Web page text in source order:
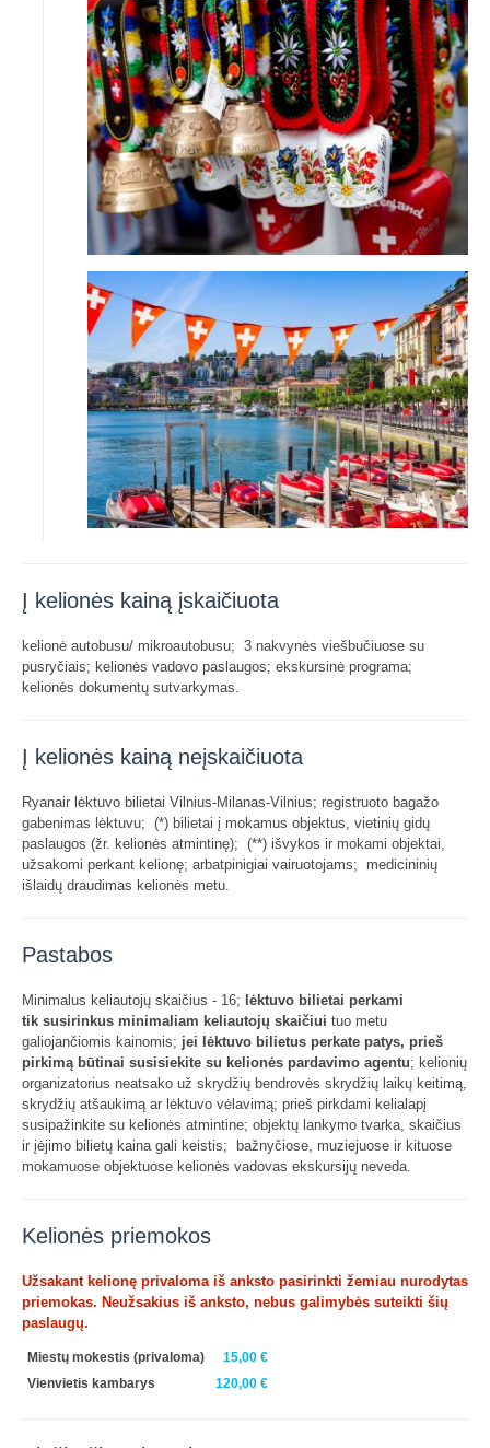
Į kelionės kainą įskaičiuota
kelionė autobusu/ mikroautobusu; 3 nakvynės viešbučiuose su
pusryčiais; kelionės vadovo paslaugos; ekskursinė programa;
kelionės dokumentų sutvarkymas.
Į kelionės kainą neįskaičiuota
Ryanair lėktuvo bilietai Vilnius-Milanas-Vilnius; registruoto bagažo
gabenimas lėktuvu; (*) bilietai į mokamus objektus, vietinių gidų
paslaugos (žr. kelionės atmintinę); (**) išvykos ir mokami objektai,
užsakomi perkant kelionę; arbatpinigiai vairuotojams; medicininių
išlaidų draudimas kelionės metu.
Pastabos
Minimalus keliautojų skaičius - 16; lėktuvo bilietai perkami
tik susirinkus minimaliam keliautojų skaičiui tuo metu
galiojančiomis kainomis; jei lėktuvo bilietus perkate patys, prieš
pirkimą būtinai susisiekite su kelionės pardavimo agentu; kelionių
organizatorius neatsako už skrydžių bendrovės skrydžių laikų keitimą,
skrydžių atšaukimą ar lėktuvo vėlavimą; prieš pirkdami kelialapį
susipažinkite su kelionės atmintine; objektų lankymo tvarka, skaičius
ir įėjimo bilietų kaina gali keistis; bažnyčiose, muziejuose ir kituose
mokamuose objektuose kelionės vadovas ekskursijų neveda.
Kelionės priemokos
Užsakant kelionę privaloma iš anksto pasirinkti žemiau nurodytas
priemokas. Neužsakius iš anksto, nebus galimybės suteikti šių
paslaugų.
Miestų mokestis (privaloma)
15,00 €
Vienvietis kambarys
120,00 €